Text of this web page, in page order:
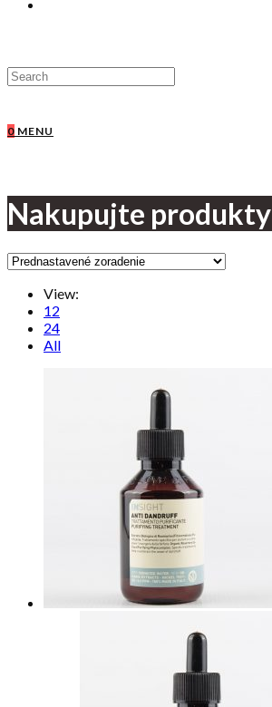
0 MENU
Nakupujte produkty
View:
12
24
All